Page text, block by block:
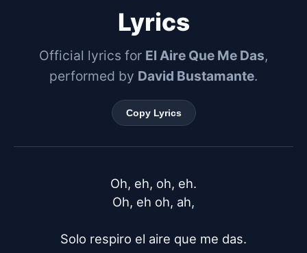
Lyrics
Official lyrics for El Aire Que Me Das,
performed by David Bustamante.
Copy Lyrics
Oh, eh, oh, eh.
Oh, eh oh, ah,
Solo respiro el aire que me das.